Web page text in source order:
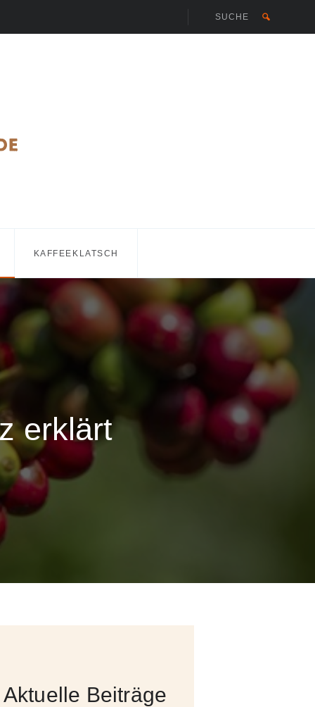
KAFFEEKLATSCH
erklärt
Aktuelle Beiträge